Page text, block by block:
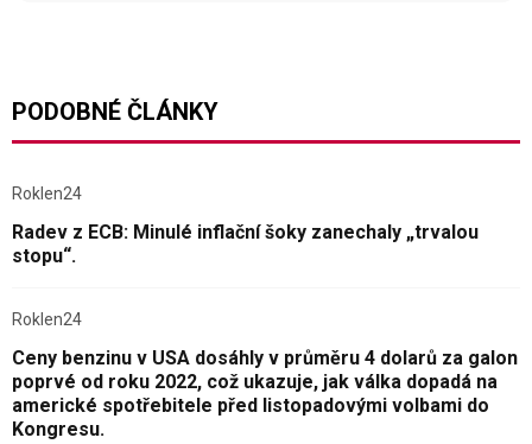
PODOBNÉ ČLÁNKY
Roklen24
Radev z ECB: Minulé inflační šoky zanechaly „trvalou
stopu“.
Roklen24
Ceny benzinu v USA dosáhly v průměru 4 dolarů za galon
poprvé od roku 2022, což ukazuje, jak válka dopadá na
americké spotřebitele před listopadovými volbami do
Kongresu.